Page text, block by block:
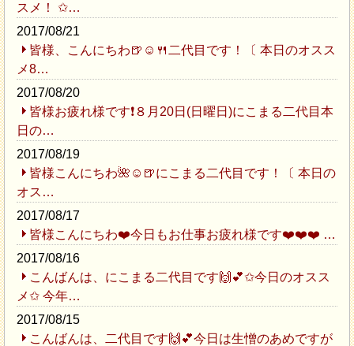
スメ！ ✩…
2017/08/21
皆様、こんにちわ🍺☺️🍴二代目です！〔 本日のオスス
メ8…
2017/08/20
皆様お疲れ様です❗８月20日(日曜日)にこまる二代目本
日の…
2017/08/19
皆様こんにちわ🌺☺️🍺にこまる二代目です！〔 本日の
オス…
2017/08/17
皆様こんにちわ❤️今日もお仕事お疲れ様です❤️❤️❤️ …
2017/08/16
こんばんは、にこまる二代目です🙌💕✩今日のオスス
メ✩ 今年…
2017/08/15
こんばんは、二代目です🙌💕今日は生憎のあめですが